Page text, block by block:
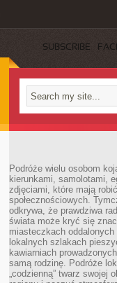
SUBSCRIBE
Podróże wielu osobom
kierunkami, samolotami,
zdjęciami, które mają
społecznościowych.
odkrywa, że prawdziwa
świata może kryć się
miasteczkach
lokalnych szlakach
kawiarniach
samą rodzinę. Podróże
„codzienną” twarz swojej